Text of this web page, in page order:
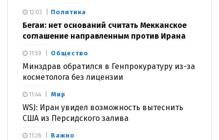
Политика
Бегаи: нет оснований считать Мекканское
соглашение направленным против Ирана
12:03
Общество
Минздрав обратился в Генпрокуратуру из-за
косметолога без лицензии
11:59
Мир
WSJ: Иран увидел возможность вытеснить
США из Персидского залива
11:44
Важно
11:26